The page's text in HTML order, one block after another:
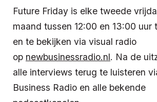
Future Friday is elke tweede
maand tussen 12:00 en 13:00 uur
en te bekijken via visual radio
op newbusinessradio.nl. Na de
alle interviews terug te luisteren
Business Radio en alle bekende